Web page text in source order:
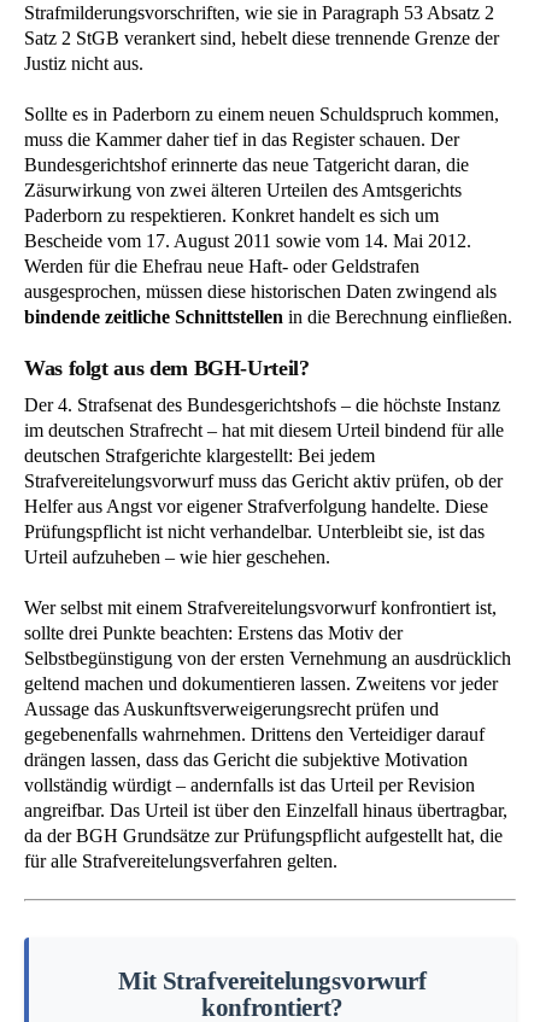
Strafmilderungsvorschriften, wie sie in Paragraph 53 Absatz 2
Satz 2 StGB verankert sind, hebelt diese trennende Grenze der
Justiz nicht aus.
Sollte es in Paderborn zu einem neuen Schuldspruch kommen,
muss die Kammer daher tief in das Register schauen. Der
Bundesgerichtshof erinnerte das neue Tatgericht daran, die
Zäsurwirkung von zwei älteren Urteilen des Amtsgerichts
Paderborn zu respektieren. Konkret handelt es sich um
Bescheide vom 17. August 2011 sowie vom 14. Mai 2012.
Werden für die Ehefrau neue Haft- oder Geldstrafen
ausgesprochen, müssen diese historischen Daten zwingend als
bindende zeitliche Schnittstellen in die Berechnung einfließen.
Was folgt aus dem BGH-Urteil?
Der 4. Strafsenat des Bundesgerichtshofs – die höchste Instanz
im deutschen Strafrecht – hat mit diesem Urteil bindend für alle
deutschen Strafgerichte klargestellt: Bei jedem
Strafvereitelungsvorwurf muss das Gericht aktiv prüfen, ob der
Helfer aus Angst vor eigener Strafverfolgung handelte. Diese
Prüfungspflicht ist nicht verhandelbar. Unterbleibt sie, ist das
Urteil aufzuheben – wie hier geschehen.
Wer selbst mit einem Strafvereitelungsvorwurf konfrontiert ist,
sollte drei Punkte beachten: Erstens das Motiv der
Selbstbegünstigung von der ersten Vernehmung an ausdrücklich
geltend machen und dokumentieren lassen. Zweitens vor jeder
Aussage das Auskunftsverweigerungsrecht prüfen und
gegebenenfalls wahrnehmen. Drittens den Verteidiger darauf
drängen lassen, dass das Gericht die subjektive Motivation
vollständig würdigt – andernfalls ist das Urteil per Revision
angreifbar. Das Urteil ist über den Einzelfall hinaus übertragbar,
da der BGH Grundsätze zur Prüfungspflicht aufgestellt hat, die
für alle Strafvereitelungsverfahren gelten.
Mit Strafvereitelungsvorwurf
konfrontiert?